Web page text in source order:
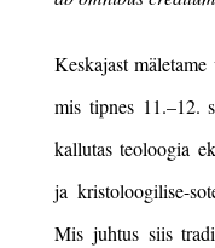
Keskajast
mis tipnes 11.–12.
kallutas teoloogia
ja kristoloogilise-
Mis juhtus siis